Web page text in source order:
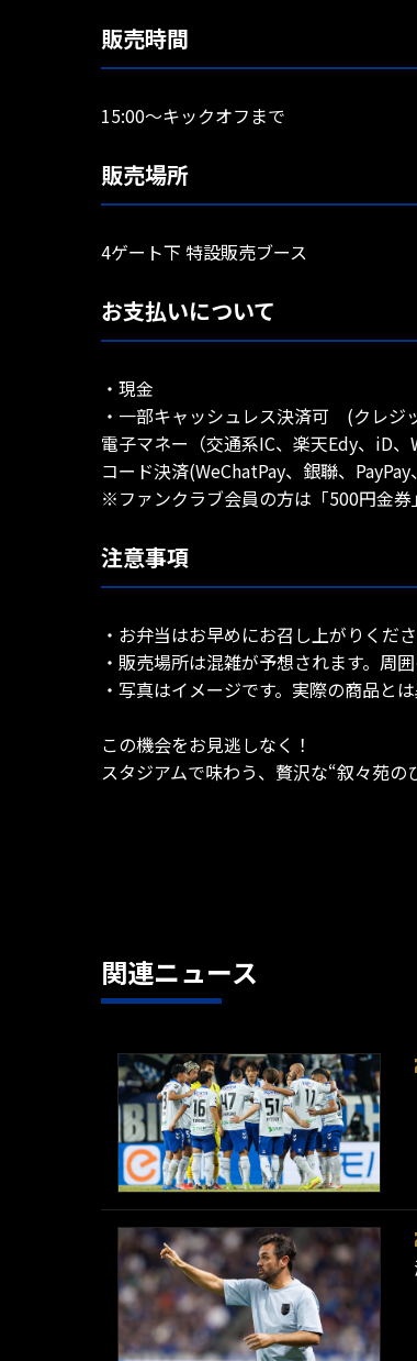
販売時間
15:00〜キックオフまで
販売場所
4ゲート下 特設販売ブース
お支払いについて
・現金
・一部キャッシュレス決済可 (クレジ
電子マネー（交通系IC、楽天Edy、iD、
コード決済(WeChatPay、銀聯、
※ファンクラブ会員の方は「500円金券
注意事項
・お弁当はお早めにお召し上がりくだ
・販売場所は混雑が予想されます。周
・写真はイメージです。実際の商品と
この機会をお見逃しなく！
スタジアムで味わう、贅沢な“叙々苑の
関連ニュース